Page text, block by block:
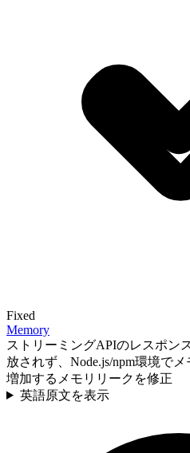
Fixed
Memory
ストリーミングAPIのレスポン
放されず、Node.js/npm環境で
増加するメモリリークを修正
英語原文を表示